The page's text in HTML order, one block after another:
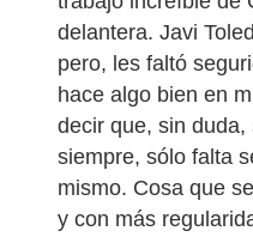
delantera. Javi
pero, les faltó
hace algo bien en
decir que, sin
siempre, sólo falta
mismo. Cosa que
y con más